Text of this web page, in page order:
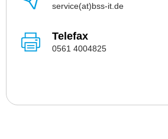
service(at)bss-it.de
Telefax
0561 4004825